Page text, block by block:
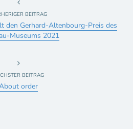
BEITRAG
den Gerhard-Altenbourg-Preis des
Museums 2021
BEITRAG
order